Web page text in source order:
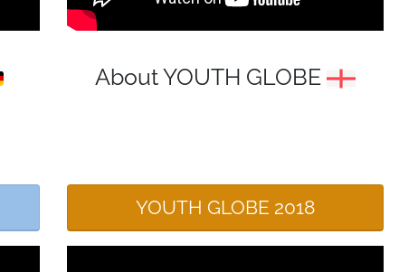
About YOUTH GLOBE
YOUTH GLOBE 2018